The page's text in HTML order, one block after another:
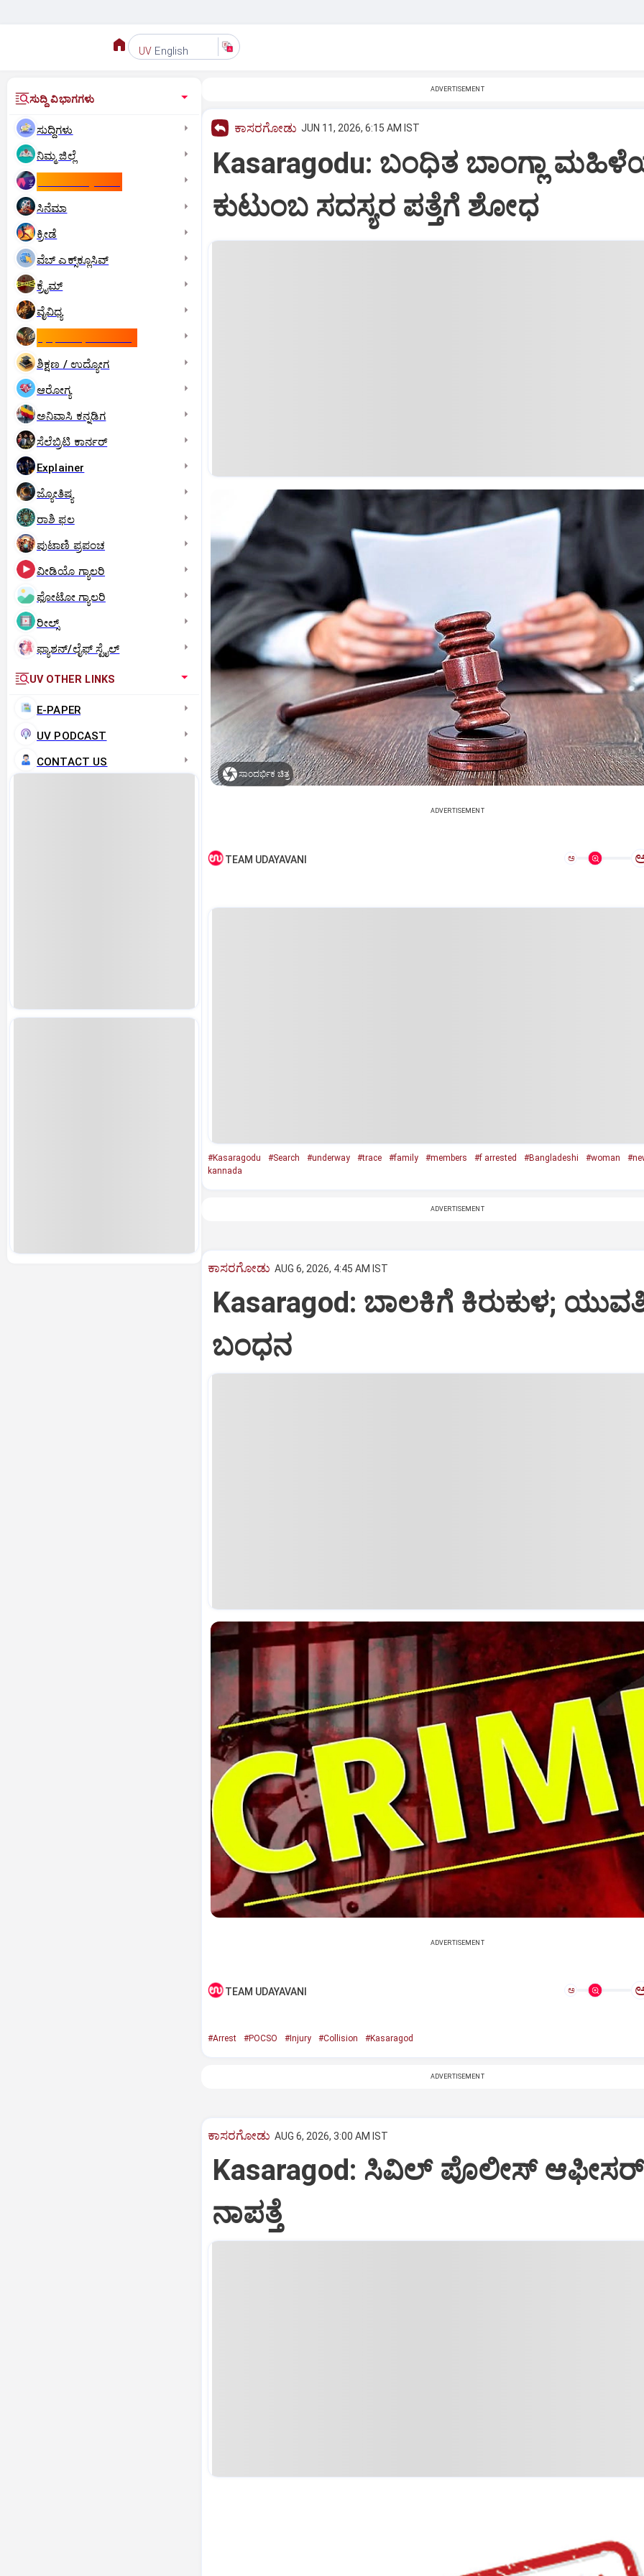
UV English
ಸುದ್ದಿ ವಿಭಾಗಗಳು
ಸುದ್ದಿಗಳು
ನಿಮ್ಮ ಜಿಲ್ಲೆ
ಸಿನೆಮಾ
ಕ್ರೀಡೆ
ವೆಬ್ ಎಕ್ಸ್‌ಕ್ಲೂಸಿವ್
ಕ್ರೈಮ್
ವೈವಿಧ್ಯ
ಶಿಕ್ಷಣ / ಉದ್ಯೋಗ
ಆರೋಗ್ಯ
ಅನಿವಾಸಿ ಕನ್ನಡಿಗ
ಸೆಲೆಬ್ರಿಟಿ ಕಾರ್ನರ್‌
Explainer
ಜ್ಯೋತಿಷ್ಯ
ರಾಶಿ ಫಲ
ಪುಟಾಣಿ ಪ್ರಪಂಚ
ವೀಡಿಯೊ ಗ್ಯಾಲರಿ
ಫೋಟೋ ಗ್ಯಾಲರಿ
ರೀಲ್ಸ್
ಫ್ಯಾಶನ್/ಲೈಫ್‌ ಸ್ಟೈಲ್
UV OTHER LINKS
E-PAPER
UV PODCAST
CONTACT US
ADVERTISEMENT
ಕಾಸರಗೋಡು JUN 11, 2026, 6:15 AM IST
Kasaragodu: ಬಂಧಿತ ಬಾಂಗ್ಲಾ
ಕುಟುಂಬ ಸದಸ್ಯರ ಪತ್ತೆಗೆ ಶೋಧ
ಸಾಂದರ್ಭಿಕ ಚಿತ್ರ
ADVERTISEMENT
TEAM UDAYAVANI ಅ
#Kasaragodu #Search #underway #trace #family #members #f arrested #Bangladeshi #woman
kannada
ADVERTISEMENT
ಕಾಸರಗೋಡು AUG 6, 2026, 4:45 AM IST
Kasaragod: ಬಾಲಕಿಗೆ ಕಿರುಕುಳ;
ಬಂಧನ
ADVERTISEMENT
TEAM UDAYAVANI ಅ
#Arrest #POCSO #Injury #Collision #Kasaragod
ADVERTISEMENT
ಕಾಸರಗೋಡು AUG 6, 2026, 3:00 AM IST
Kasaragod: ಸಿವಿಲ್ ಪೊಲೀಸ್ ಆಫೀಸರ್
ನಾಪತ್ತೆ